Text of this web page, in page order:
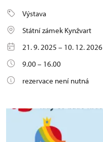
Výstava
Státní zámek Kynžvart
21. 9. 2025 – 10. 12. 2026
9.00 – 16.00
rezervace není nutná